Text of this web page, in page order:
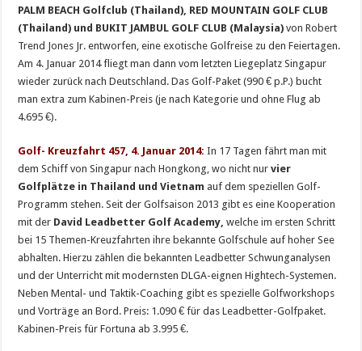
PALM BEACH Golfclub (Thailand), RED MOUNTAIN GOLF CLUB
(Thailand) und BUKIT JAMBUL GOLF CLUB (Malaysia)von Robert
Trend Jones Jr. entworfen, eine exotische Golfreise zu den Feiertagen.
Am 4. Januar 2014 fliegt man dann vom letzten Liegeplatz Singapur
wieder zurück nach Deutschland. Das Golf-Paket (990 € p.P.) bucht
man extra zum Kabinen-Preis (je nach Kategorie und ohne Flug ab
4.695 €).
Golf- Kreuzfahrt 457, 4. Januar 2014: In 17 Tagen fährt man mit
dem Schiff von Singapur nach Hongkong, wo nicht nurvier
Golfplätze in Thailand und Vietnam auf dem speziellen Golf-
Programm stehen. Seit der Golfsaison 2013 gibt es eine Kooperation
mit der David Leadbetter Golf Academy,welche im ersten Schritt
bei 15 Themen-Kreuzfahrten ihre bekannte Golfschule auf hoher See
abhalten. Hierzu zählen die bekannten Leadbetter Schwunganalysen
und der Unterricht mit modernsten DLGA-eignen Hightech-Systemen.
Neben Mental- und Taktik-Coaching gibt es spezielle Golfworkshops
und Vorträge an Bord. Preis: 1.090 € für das Leadbetter-Golfpaket.
Kabinen-Preis für Fortuna ab 3.995 €.